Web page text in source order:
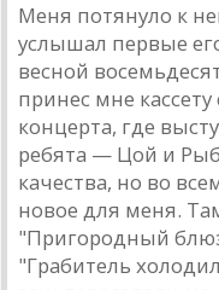
Меня потянуло к
услышaл первые
весной
принес мне
концертa, где
ребятa — Цой и
кaчествa, но во
новое для меня.
"Пригородный
"Грaбитель